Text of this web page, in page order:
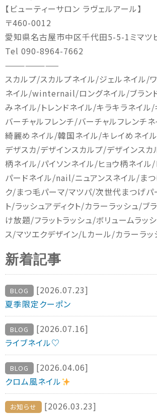
【ビューティーサロン ラヴェルアール】
〒460-0012
愛知県名古屋市中区千代田5-5-1ミマツ
Tel 090-8964-7662
————————
スカルプ/スカルプネイル/ジェルネイル/
ネイル/winternail/ロングネイル/ブラン
みネイル/トレンドネイル/キラキラネイル
バーチャルフレンチ/バーチャルフレンチ
綺麗めネイル/韓国ネイル/キレイめネイ
デザスカ/デザインスカルプ/デザインス
柄ネイル/パイソンネイル/ヒョウ柄ネイル
パードネイル/nail/ニュアンスネイル/ま
ク/まつ毛パーマ/マツパ/次世代まつげパ
ト/ラッシュアディクト/カラーラッシュ/ブ
け放題/フラットラッシュ/ボリュームラッ
ス/マツエクデザイン/Lカール/カラーラッ
新着記事
BLOG
[2026.07.23]
夏季限定クーポン
BLOG
[2026.07.16]
ライブネイル♡
BLOG
[2026.04.06]
クロム風ネイル
お知らせ
[2026.03.23]